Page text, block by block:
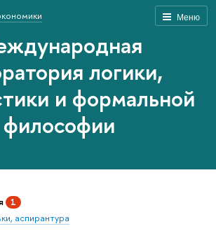
Меню
логики,
и формальной
философии
1
аспирантура